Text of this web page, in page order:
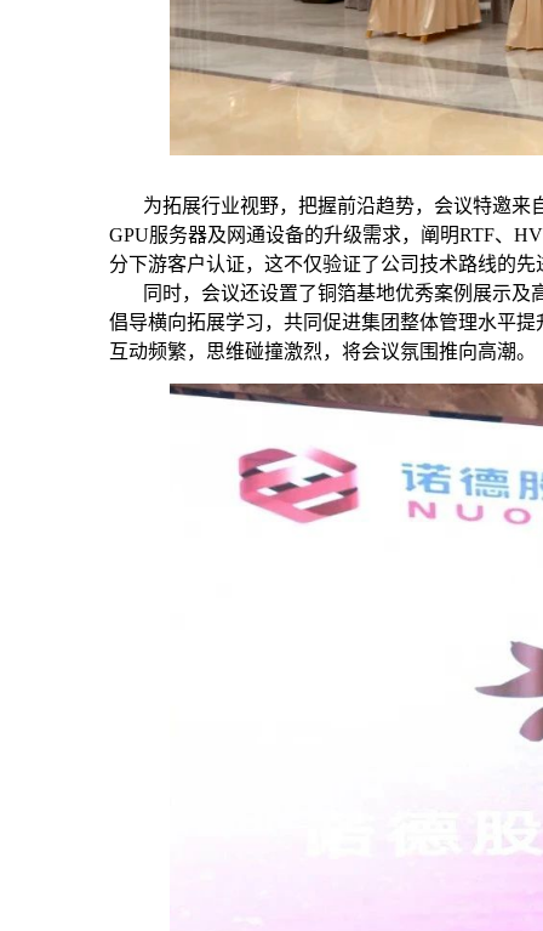
为拓展行业视野，把握前沿趋势，会议特邀来
GPU服务器及网通设备的升级需求，阐明RTF、
分下游客户认证，这不仅验证了公司技术路线的
同时，会议还设置了铜箔基地优秀案例展示及
倡导横向拓展学习，共同促进集团整体管理水平
互动频繁，思维碰撞激烈，将会议氛围推向高潮。